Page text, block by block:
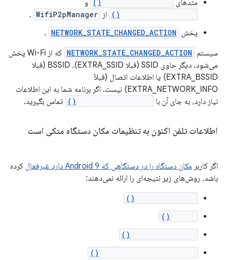
متدهای و
از WifiP2pManager
.
پخش NETWORK_STATE_CHANGED_ACTION
.
سیستم NETWORK_STATE_CHANGED_ACTION
که از Wi-Fi پخش
می‌شود، دیگر حاوی SSID (قبلا EXTRA_SSID)، BSSID (قبلا
EXTRA_BSSID) یا اطلاعات اتصال (قبلاً
EXTRA_NETWORK_INFO) نیست. اگر برنامه شما به این اطلاعات
نیاز دارد، به جای آن با
تماس بگیرید.
اطلاعات تلفن اکنون به تنظیمات مکان دستگاه متکی است
اگر کاربر مکان دستگاه را در دستگاهی که Android 9 دارد غیرفعال
کرده
باشد، روش‌های زیر نتیجه‌ای را ارائه نمی‌دهند: